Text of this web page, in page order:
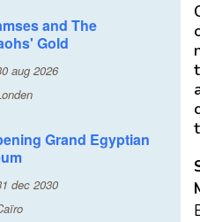
and The
Gold
aug 2026
Grand Egyptian
dec 2030
t
t